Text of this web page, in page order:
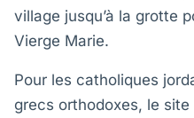
village jusqu’à la grotte
Vierge Marie.
Pour les catholiques
grecs orthodoxes, le